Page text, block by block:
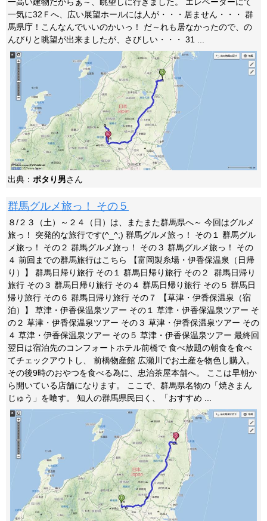
一気に32Ｆへ、広い展望ホールには人が・・・居ません・・・ 群
馬県庁！こんなんでいいのかいっ！ だ～れも居なかったので、の
んびりと眺望が出来ましたが、さびしい・・・ 31 ...
出典： ポタり男さん
群馬グルメ旅っ！ その５
８/２３（土）～２４（日）は、またまた群馬県へ～ 今回はグルメ
旅っ！ 突発的な旅行です(^_^;) 群馬グルメ旅っ！ その１ 群馬グル
メ旅っ！ その２ 群馬グルメ旅っ！ その３ 群馬グルメ旅っ！ その
４ 前回までの群馬旅行はこちら 【富岡製糸場・伊香保温泉（日帰
り）】 群馬日帰り旅行 その１ 群馬日帰り旅行 その２ 群馬日帰り
旅行 その３ 群馬日帰り旅行 その４ 群馬日帰り旅行 その５ 群馬日
帰り旅行 その６ 群馬日帰り旅行 その７ 【草津・伊香保温泉（宿
泊）】 草津・伊香保温泉ツアー その１ 草津・伊香保温泉ツアー そ
の２ 草津・伊香保温泉ツアー その３ 草津・伊香保温泉ツアー その
４ 草津・伊香保温泉ツアー その５ 草津・伊香保温泉ツアー 最終回
翌日は宿泊先のコンフォートホテル前橋で 食べ放題の朝食を食べ
てチェックアウトし、 前橋物産館 広瀬川でお土産を物色し購入。
その後9時のおやつを食べる為に、忠治茶屋本舗へ。 ここは早朝か
ら開いている店舗になります。 ここで、群馬県名物の「焼きまん
じゅう」を喰す。 知人の群馬県民曰く、「おすすめ ...